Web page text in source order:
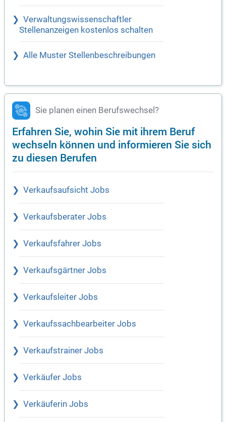
Verwaltungswissenschaftler
Stellenanzeigen kostenlos schalten
Alle Muster Stellenbeschreibungen
Sie planen einen Berufswechsel?
Erfahren Sie, wohin Sie mit ihrem Beruf
wechseln können und informieren Sie sich
zu diesen Berufen
Verkaufsaufsicht Jobs
Verkaufsberater Jobs
Verkaufsfahrer Jobs
Verkaufsgärtner Jobs
Verkaufsleiter Jobs
Verkaufssachbearbeiter Jobs
Verkaufstrainer Jobs
Verkäufer Jobs
Verkäuferin Jobs